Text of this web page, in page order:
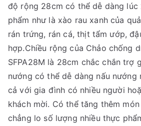
độ rộng 28cm có thể dễ dàng lúc
phẩm như là xào rau xanh của
rán trứng, rán cá, thịt tẩm ướp,
hợp.Chiều rộng của Chảo chống
SFPA28M là 28cm chắc chắn trợ
nướng có thể dễ dàng nấu nướng
cả với gia đình có nhiều người
khách mời. Có thể tăng thêm
chẳng lo số lượng nhiều thực